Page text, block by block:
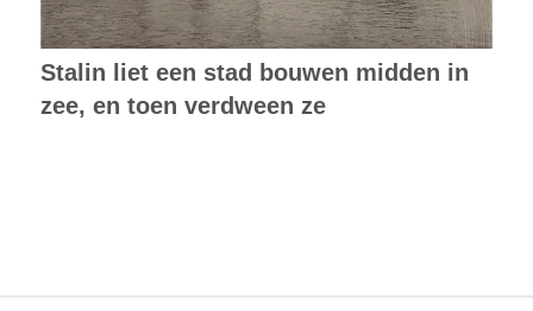
Stalin liet een stad bouwen midden in
zee, en toen verdween ze